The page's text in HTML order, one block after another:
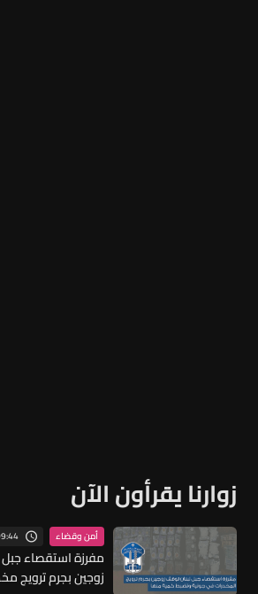
زوارنا يقرأون الآن
أمن وقضاء
مفرزة استقصاء
زوجين بجرم ترويج